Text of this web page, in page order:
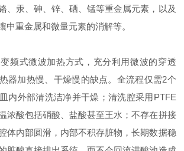
、汞、砷、锌、硒、锰等重金属元素，以及
中重金属和微量元素的消解等。
式微波加热方式，充分利用微波的穿透
器加热慢、干燥慢的缺点。全流程仅需2个
内外部清洗洁净并干燥；清洗腔采用PTFE
浓酸包括硝酸、盐酸甚至王水；不存在拼接
体内部圆滑，内部不积存脏物，长期数据稳